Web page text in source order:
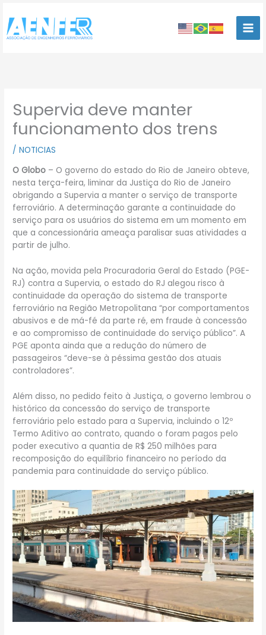
para
conteúdo
Supervia deve manter
funcionamento dos trens
/NOTICIAS
O Globo – O governo do estado do Rio de Janeiro obteve,
nesta terça-feira, liminar da Justiça do Rio de Janeiro
obrigando a Supervia a manter o serviço de transporte
ferroviário. A determinação garante a continuidade do
serviço para os usuários do sistema em um momento em
que a concessionária ameaça paralisar suas atividades a
partir de julho.
Na ação, movida pela Procuradoria Geral do Estado (PGE-
RJ) contra a Supervia, o estado do RJ alegou risco à
continuidade da operação do sistema de transporte
ferroviário na Região Metropolitana “por comportamentos
abusivos e de má-fé da parte ré, em fraude à concessão
e ao compromisso de continuidade do serviço público”. A
PGE aponta ainda que a redução do número de
passageiros “deve-se à péssima gestão dos atuais
controladores”.
Além disso, no pedido feito à Justiça, o governo lembrou o
histórico da concessão do serviço de transporte
ferroviário pelo estado para a Supervia, incluindo o 12º
Termo Aditivo ao contrato, quando o foram pagos pelo
poder executivo a quantia de R$ 250 milhões para
recomposição do equilíbrio financeiro no período da
pandemia para continuidade do serviço público.